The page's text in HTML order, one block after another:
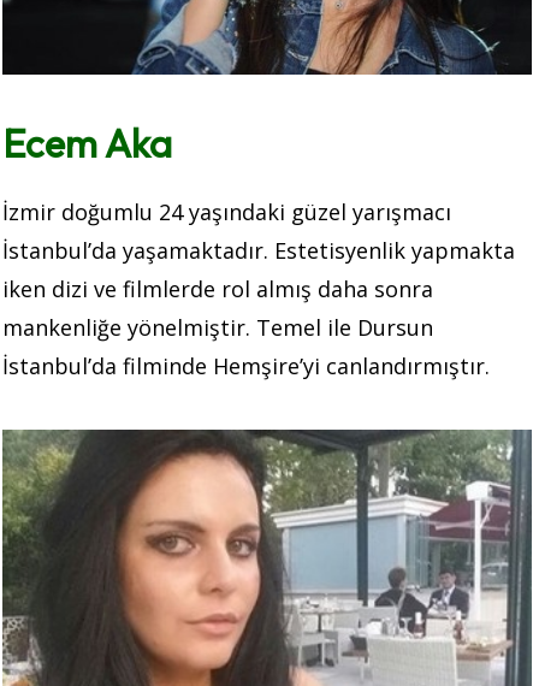
Ecem Aka
İzmir doğumlu 24 yaşındaki güzel yarışmacı
İstanbul’da yaşamaktadır. Estetisyenlik yapmakta
iken dizi ve filmlerde rol almış daha sonra
mankenliğe yönelmiştir. Temel ile Dursun
İstanbul’da filminde Hemşire’yi canlandırmıştır.